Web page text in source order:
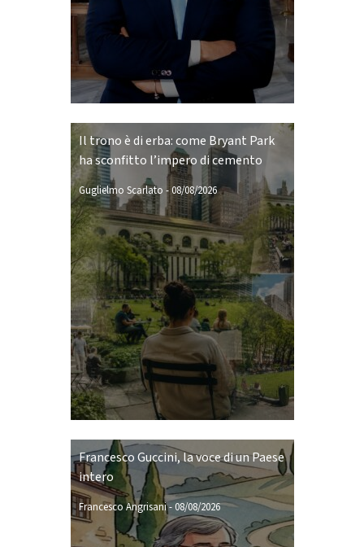
Il trono è di erba: come Bryant Park
ha sconfitto l’impero di cemento
Guglielmo Scarlato -08/08/2026
Francesco Guccini, la voce di un Paese
intero
Francesco Angrisani-08/08/2026